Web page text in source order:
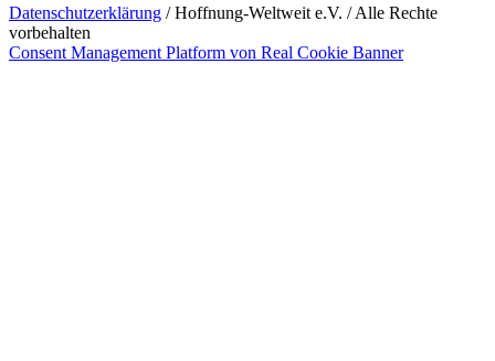
Datenschutzerklärung / Hoffnung-Weltweit e.V. / Alle Rechte
vorbehalten
Consent Management Platform von Real Cookie Banner